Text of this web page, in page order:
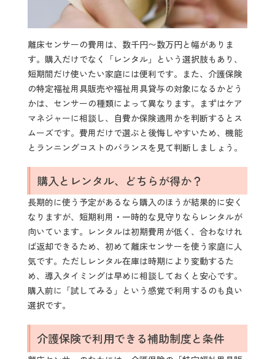
離床センサーの費用は、数千円〜数万円と幅がありま
す。購入だけでなく「レンタル」という選択肢もあり、
短期間だけ使いたい家庭には便利です。また、介護保険
の特定福祉用具販売や福祉用具貸与の対象になるかどう
かは、センサーの種類によって異なります。まずはケア
マネジャーに相談し、自費か保険適用かを判断するとス
ムーズです。費用だけで選ぶと後悔しやすいため、機能
とランニングコストのバランスを見て判断しましょう。
購入とレンタル、どちらが得か？
長期的に使う予定があるなら購入のほうが結果的に安く
なりますが、短期利用・一時的な見守りならレンタルが
向いています。レンタルは初期費用が低く、合わなけれ
ば返却できるため、初めて離床センサーを使う家庭に人
気です。ただしレンタル在庫は時期により変動するた
め、導入タイミングは早めに相談しておくと安心です。
購入前に「試してみる」という感覚で利用するのも良い
選択です。
介護保険で利用できる補助制度と条件